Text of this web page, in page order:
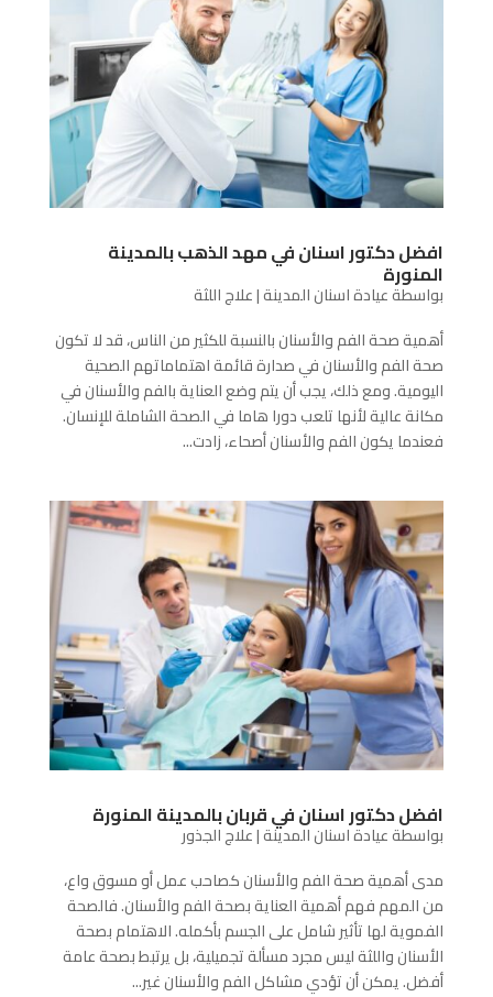
افضل دكتور اسنان في مهد الذهب بالمدينة
المنورة
بواسطةعيادة اسنان المدينة|علاج اللثة
أهمية صحة الفم والأسنان بالنسبة للكثير من الناس، قد لا تكون
صحة الفم والأسنان في صدارة قائمة اهتماماتهم الصحية
اليومية. ومع ذلك، يجب أن يتم وضع العناية بالفم والأسنان في
مكانة عالية لأنها تلعب دورا هاما في الصحة الشاملة للإنسان.
فعندما يكون الفم والأسنان أصحاء، زادت...
افضل دكتور اسنان في قربان بالمدينة المنورة
بواسطةعيادة اسنان المدينة|علاج الجذور
مدى أهمية صحة الفم والأسنان كصاحب عمل أو مسوق واع،
من المهم فهم أهمية العناية بصحة الفم والأسنان. فالصحة
الفموية لها تأثير شامل على الجسم بأكمله. الاهتمام بصحة
الأسنان واللثة ليس مجرد مسألة تجميلية، بل يرتبط بصحة عامة
أفضل. يمكن أن تؤدي مشاكل الفم والأسنان غير...